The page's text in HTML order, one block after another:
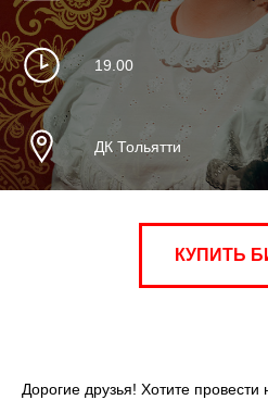
19.00
ДК Тольятти
КУПИТЬ
Дорогие друзья! Хотите